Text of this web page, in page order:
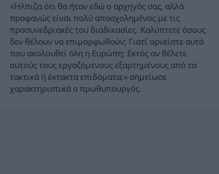
«Ήλπιζα ότι θα ήταν εδώ ο αρχηγός σας, αλλά
προφανώς είναι πολύ απασχολημένος με τις
προσυνεδριακές του διαδικασίες. Καλύπτετε όσους
δεν θέλουν να επιμορφωθούν; Γιατί αρνείστε αυτό
που ακολουθεί όλη η Ευρώπη; Εκτός αν θέλετε
αυτούς τους εργαζόμενους εξαρτημένους από τα
τακτικά ή έκτακτα επιδόματα;» σημείωσε
χαρακτηριστικά ο πρωθυπουργός.